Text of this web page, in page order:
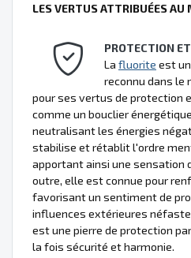
LES VERTUS ATTRIBUÉES AU
PROTECTION
La fluorite est
reconnu dans le
pour ses vertus de protection
comme un bouclier
neutralisant les énergies
stabilise et rétablit l'ordre
apportant ainsi une sensation
outre, elle est connue pour
favorisant un sentiment de
influences extérieures
est une pierre de protection
la fois sécurité et harmonie.